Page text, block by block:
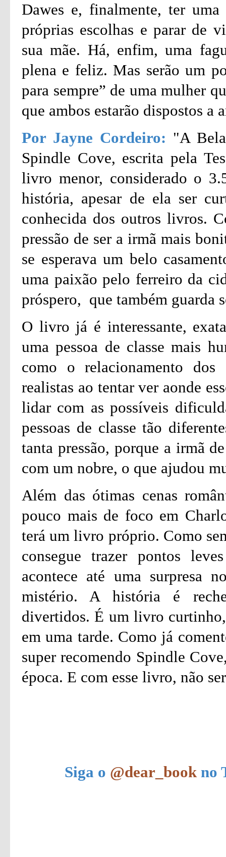
Dawes e, finalmente, ter
próprias escolhas e parar de
sua mãe. Há, enfim, uma
plena e feliz. Mas serão um
para sempre” de uma mulher
que ambos estarão dispostos a
Por Jayne Cordeiro: "A
Spindle Cove, escrita pela
livro menor, considerado o
história, apesar de ela ser
conhecida dos outros livros.
pressão de ser a irmã mais
se esperava um belo
uma paixão pelo ferreiro da
próspero, que também guarda
O livro já é interessante,
uma pessoa de classe mais
como o relacionamento
realistas ao tentar ver aonde
lidar com as possíveis
pessoas de classe tão
tanta pressão, porque a irmã
com um nobre, o que ajudou
Além das ótimas cenas
pouco mais de foco em
terá um livro próprio. Como
consegue trazer pontos
acontece até uma surpresa
mistério. A história é
divertidos. É um livro
em uma tarde. Como já
super recomendo Spindle
época. E com esse livro, não
Siga o @dear_book no